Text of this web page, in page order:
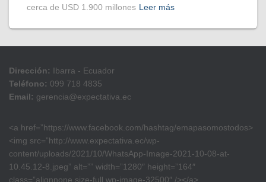
cerca de USD 1.900 millones Leer más
Dirección: Ibarra - Ecuador
Teléfono: 099 718 4835
Email: gerencia@expectativa.ec
<a href=”https://www.facebook.com/hashtag/emapasomostodos>
<img src=”http://www.expectativa.ec/wp-
content/uploads/2021/10/WhatsApp-Image-2021-10-08-at-
10.45.12-8.jpeg” alt=”” width=”1280″ height=”164″
class=”alignnone size-full wp-image-32500″ /></a>